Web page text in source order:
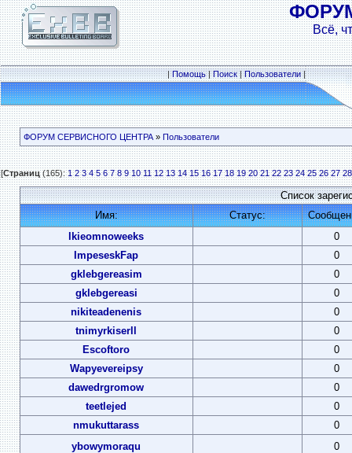
Всё,
|Помощь|Поиск|Пользователи|
ФОРУМ СЕРВИСНОГО ЦЕНТРА» Пользователи
[Страниц(165):1 2 3 4 5 6 7 8 9 10 11 12 13 14 15 16 17 18 19 20 21 22 23 24 25 26 27 28
Список
Имя:
Статус:
lkieomnoweeks
0
ImpeseskFap
0
gklebgereasim
0
gklebgereasi
0
nikiteadenenis
0
tnimyrkiserll
0
Escoftoro
0
Wapyevereipsy
0
dawedrgromow
0
teetlejed
0
nmukuttarass
0
ybowymoraqu
0